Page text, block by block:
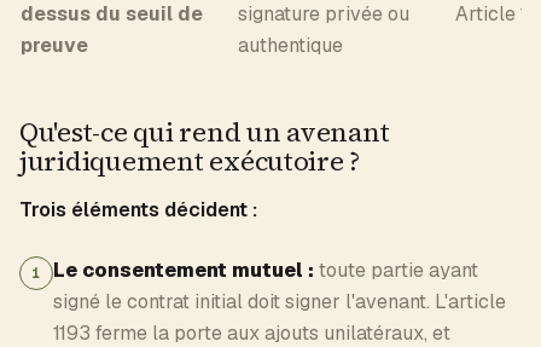
dessus du seuil de
preuve
signature privée ou
authentique
Article
Qu'est-ce qui rend un avenant
juridiquement exécutoire ?
Trois éléments décident :
1 Le consentement mutuel : toute partie ayant
signé le contrat initial doit signer l'avenant. L'article
1193 ferme la porte aux ajouts unilatéraux, et